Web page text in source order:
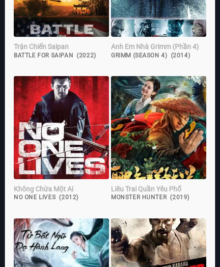
Trận Chiến Saipan
BATTLE FOR SAIPAN (2022)
Anh Em Nhà Grimm (Phần 4)
GRIMM (SEASON 4) (2014)
Không Chừa Một Ai
NO ONE LIVES (2012)
Liêu Trai Quần Yêu Phổ
MONSTER HUNTER (2019)